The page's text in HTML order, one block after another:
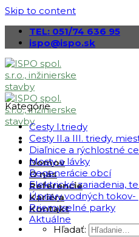
Skip to content
TEL: 051/74 636 95
ispo@ispo.sk
Domov
O nás
Referencie
Kariéra
Kontakt
Hľadať:
Kategórie
Cesty I.triedy
Cesty II.a III. triedy,
Diaľnice a rýchlostné
Mosty a lávky
Regenerácie obcí
Elektrické zariadenia,
Úpravy vodných
Priemyselné parky
Aktuálne